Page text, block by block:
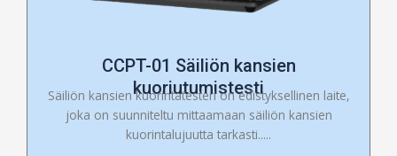
CCPT-01 Säiliön kansien
kuoriutumistesti
Säiliön kansien kuorintatesteri on edistyksellinen laite,
joka on suunniteltu mittaamaan säiliön kansien
kuorintalujuutta tarkasti.....